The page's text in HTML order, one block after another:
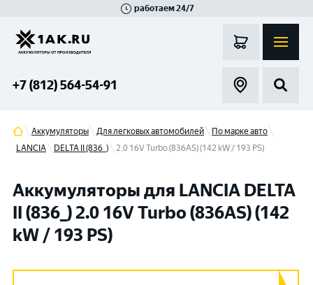
работаем 24/7
+7 (812) 564-54-91
Аккумуляторы Для легковых автомобилей
По марке авто
LANCIA
DELTA II (836_) 2.0 16V Turbo (836AS) (142 kW / 193 PS)
Аккумуляторы для LANCIA DELTA
II (836_) 2.0 16V Turbo (836AS) (142
kW / 193 PS)
Гатчина